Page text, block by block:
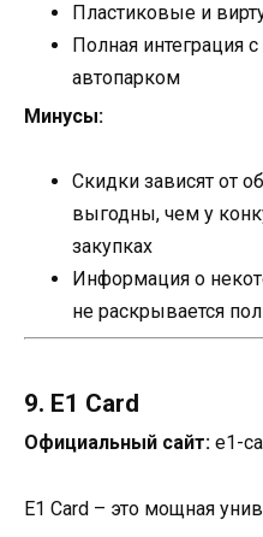
Пластиковые и
Полная интеграция
автопарком
Минусы:
Скидки зависят от
выгодны, чем у
закупках
Информация о
не раскрывается
9. E1 Card
Официальный сайт: e1-
E1 Card – это мощная